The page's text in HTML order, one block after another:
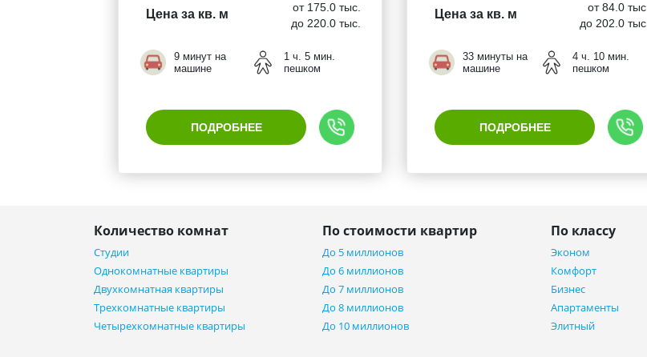
Цена за кв. м
от 175.0 тыс.
до 220.0 тыс.
9 минут на
машине
1 ч. 5 мин.
пешком
ПОДРОБНЕЕ
Цена за кв. м
от 84.0 тыс.
до 202.0 тыс.
33 минуты на
машине
4 ч. 10 мин.
пешком
ПОДРОБНЕЕ
Количество комнат
Студии
Однокомнатные квартиры
Двухкомнатная квартиры
Трехкомнатные квартиры
Четырехкомнатные квартиры
По стоимости квартир
До 5 миллионов
До 6 миллионов
До 7 миллионов
До 8 миллионов
До 10 миллионов
По классу
Эконом
Комфорт
Бизнес
Апартаменты
Элитный